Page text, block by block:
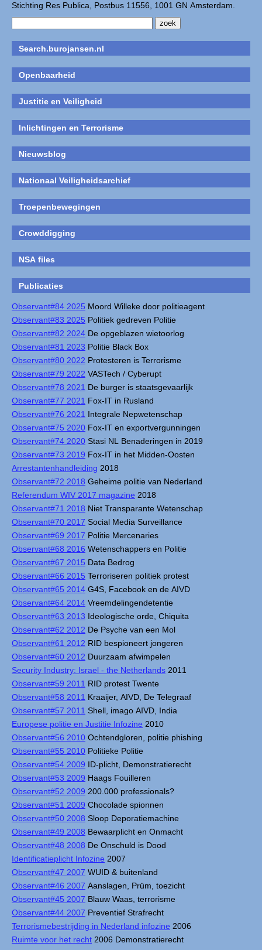
Stichting Res Publica, Postbus 11556, 1001 GN Amsterdam.
Search.burojansen.nl
Openbaarheid
Justitie en Veiligheid
Inlichtingen en Terrorisme
Nieuwsblog
Nationaal Veiligheidsarchief
Troepenbewegingen
Crowddigging
NSA files
Publicaties
Observant#84 2025 Moord Willeke door politieagent
Observant#83 2025 Politiek gedreven Politie
Observant#82 2024 De opgeblazen wietoorlog
Observant#81 2023 Politie Black Box
Observant#80 2022 Protesteren is Terrorisme
Observant#79 2022 VASTech / Cyberupt
Observant#78 2021 De burger is staatsgevaarlijk
Observant#77 2021 Fox-IT in Rusland
Observant#76 2021 Integrale Nepwetenschap
Observant#75 2020 Fox-IT en exportvergunningen
Observant#74 2020 Stasi NL Benaderingen in 2019
Observant#73 2019 Fox-IT in het Midden-Oosten
Arrestantenhandleiding 2018
Observant#72 2018 Geheime politie van Nederland
Referendum WIV 2017 magazine 2018
Observant#71 2018 Niet Transparante Wetenschap
Observant#70 2017 Social Media Surveillance
Observant#69 2017 Politie Mercenaries
Observant#68 2016 Wetenschappers en Politie
Observant#67 2015 Data Bedrog
Observant#66 2015 Terroriseren politiek protest
Observant#65 2014 G4S, Facebook en de AIVD
Observant#64 2014 Vreemdelingendetentie
Observant#63 2013 Ideologische orde, Chiquita
Observant#62 2012 De Psyche van een Mol
Observant#61 2012 RID bespioneert jongeren
Observant#60 2012 Duurzaam afwimpelen
Security Industry: Israel - the Netherlands 2011
Observant#59 2011 RID protest Twente
Observant#58 2011 Kraaijer, AIVD, De Telegraaf
Observant#57 2011 Shell, imago AIVD, India
Europese politie en Justitie Infozine 2010
Observant#56 2010 Ochtendgloren, politie phishing
Observant#55 2010 Politieke Politie
Observant#54 2009 ID-plicht, Demonstratierecht
Observant#53 2009 Haags Fouilleren
Observant#52 2009 200.000 professionals?
Observant#51 2009 Chocolade spionnen
Observant#50 2008 Sloop Deporatiemachine
Observant#49 2008 Bewaarplicht en Onmacht
Observant#48 2008 De Onschuld is Dood
Identificatieplicht Infozine 2007
Observant#47 2007 WUID & buitenland
Observant#46 2007 Aanslagen, Prüm, toezicht
Observant#45 2007 Blauw Waas, terrorisme
Observant#44 2007 Preventief Strafrecht
Terrorismebestrijding in Nederland infozine 2006
Ruimte voor het recht 2006 Demonstratierecht